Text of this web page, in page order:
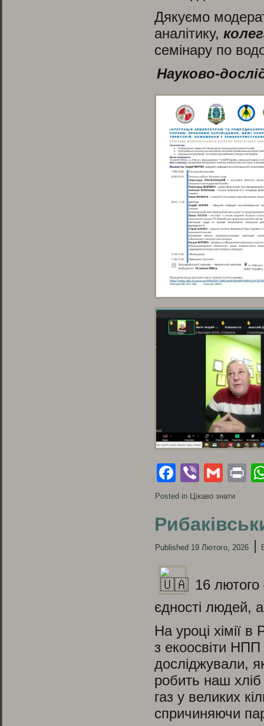
Дякуємо
аналітику,
семінару по
Науково-
Facebook
Viber
Posted in Цікаво знати
Published 19 Лютого, 2026 |
16
єдності людей,
На уроці хімії
з екоосвіти НПП
досліджували,
робить наш
газ у великих
спричиняючи